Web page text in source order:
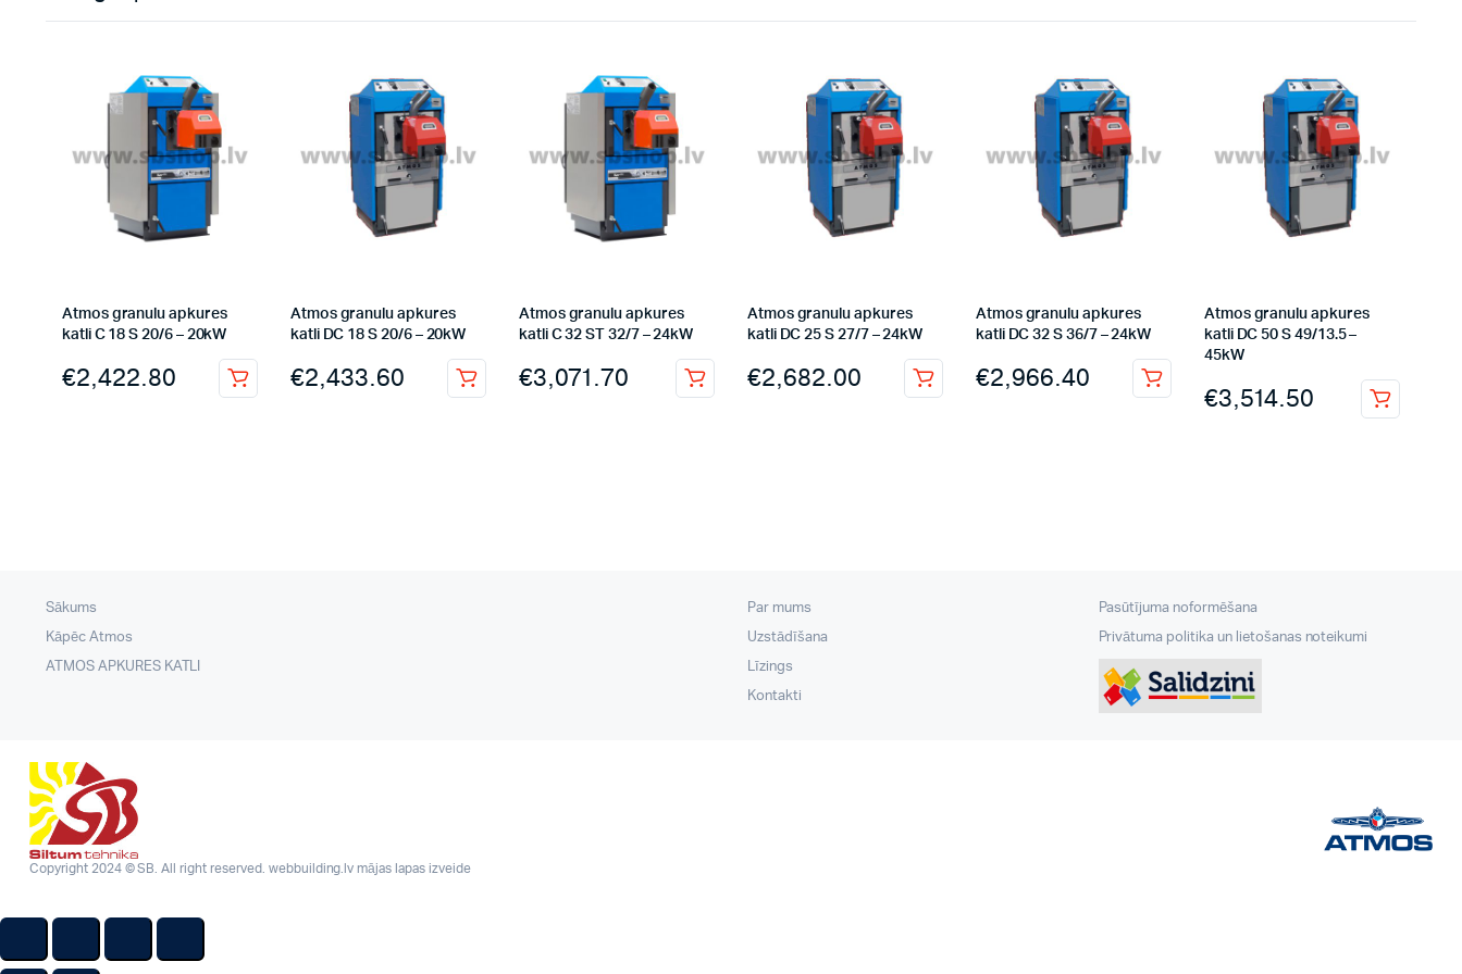
Atmos granulu apkures
katli C 18 S 20/6 – 20kW
€2,422.80
Atmos granulu apkures
katli DC 18 S 20/6 – 20kW
€2,433.60
Atmos granulu apkures
katli C 32 ST 32/7 – 24kW
€3,071.70
Atmos granulu apkures
katli DC 25 S 27/7 – 24kW
€2,682.00
Atmos granulu apkures
katli DC 32 S 36/7 – 24kW
€2,966.40
Atmos granulu apkures
katli DC 50 S 49/13.5 –
45kW
€3,514.50
Sākums
Kāpēc Atmos
ATMOS APKURES KATLI
Par mums
Uzstādīšana
Līzings
Kontakti
Pasūtījuma noformēšana
Privātuma politika un lietošanas noteikumi
Copyright 2024 © SB. All right reserved. webbuilding.lvmājas lapas izveide